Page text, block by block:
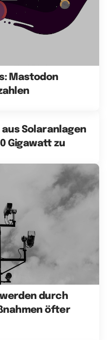
Mastodon
Solaranlagen
Gigawatt zu
durch
öfter